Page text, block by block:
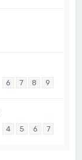
6 7 8 9
4 5 6 7